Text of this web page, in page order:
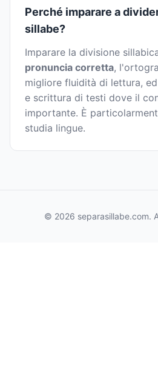
Perché imparare a
sillabe?
Imparare la divisione
pronuncia corretta,
migliore fluidità di lettura,
e scrittura di testi dove il
importante. È
studia lingue.
© 2026 separasillabe.com.